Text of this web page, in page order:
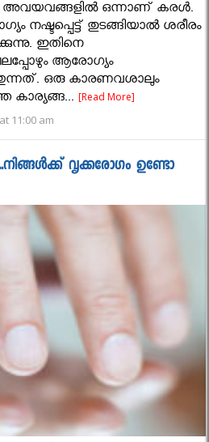
അവയവങ്ങളിൽ ഒന്നാണ് കരൾ.
നഷ്ടപ്പെട്ട് തുടങ്ങിയാൽ ശരീരം
ഇതിനെ
ആരോഗ്യം
ഒരു കാരണവശാലും
കാര്യങ്ങ...[Read More]
11:00 am
വൃക്കരോഗം ഉണ്ടോ